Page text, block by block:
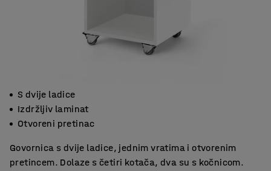
S dvije ladice
Izdržljiv laminat
Otvoreni pretinac
Govornica s dvije ladice, jednim vratima i otvorenim
pretincem. Dolaze s četiri kotača, dva su s kočnicom.